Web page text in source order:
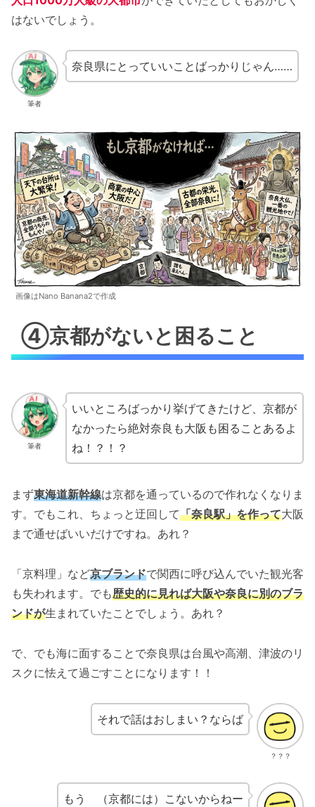
はないでしょう。
筆者
奈良県にとっていいことばっかりじゃん……
画像はNano Banana2で作成
④京都がないと困ること
筆者
いいところばっかり挙げてきたけど、京都が
なかったら絶対奈良も大阪も困ることあるよ
ね！？！？
まず東海道新幹線は京都を通っているので作れなくなりま
す。でもこれ、ちょっと迂回して「奈良駅」を作って大阪
まで通せばいいだけですね。あれ？
「京料理」など京ブランドで関西に呼び込んでいた観光客
も失われます。でも歴史的に見れば大阪や奈良に別のブラ
ンドが生まれていたことでしょう。あれ？
で、でも海に面することで奈良県は台風や高潮、津波のリ
スクに怯えて過ごすことになります！！
？？？
それで話はおしまい？ならば
もう （京都には）こないからねー